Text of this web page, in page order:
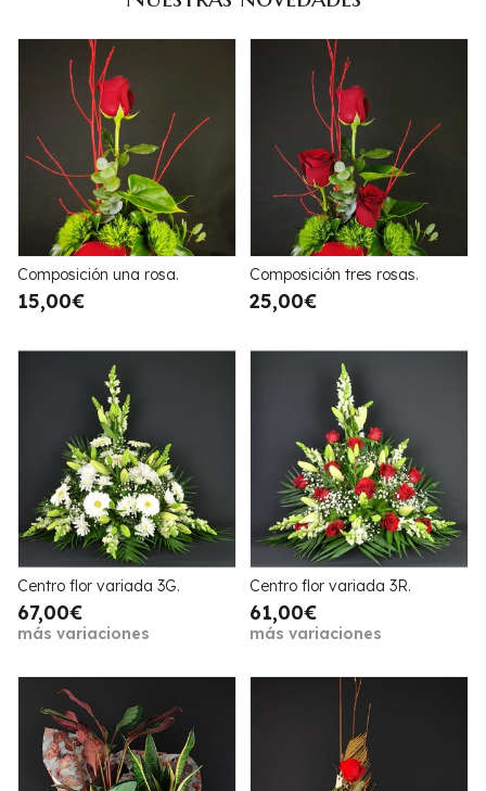
Composición una rosa.
15,00€
Composición tres rosas.
25,00€
Centro flor variada 3G.
67,00€
más variaciones
Centro flor variada 3R.
61,00€
más variaciones